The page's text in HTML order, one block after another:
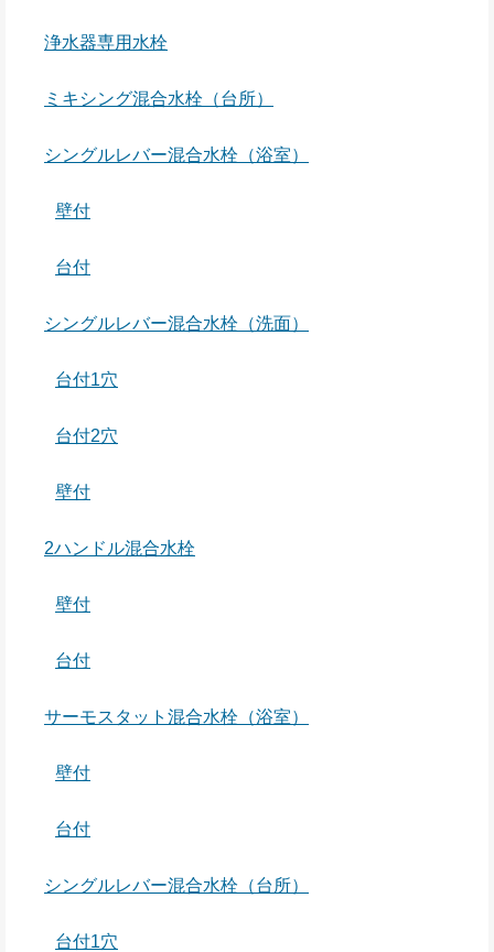
浄水器専用水栓
ミキシング混合水栓（台所）
シングルレバー混合水栓（浴室）
壁付
台付
シングルレバー混合水栓（洗面）
台付1穴
台付2穴
壁付
2ハンドル混合水栓
壁付
台付
サーモスタット混合水栓（浴室）
壁付
台付
シングルレバー混合水栓（台所）
台付1穴